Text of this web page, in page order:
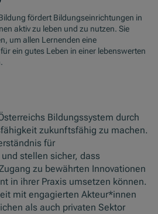
fördert Bildungseinrichtungen in
aktiv zu leben und zu nutzen. Sie
um allen Lernenden eine
ein gutes Leben in einer lebenswerten
Bildungssystem durch
zukunftsfähig zu machen.
für
stellen sicher, dass
zu bewährten Innovationen
in ihrer Praxis umsetzen können.
mit engagierten Akteur*innen
als auch privaten Sektor